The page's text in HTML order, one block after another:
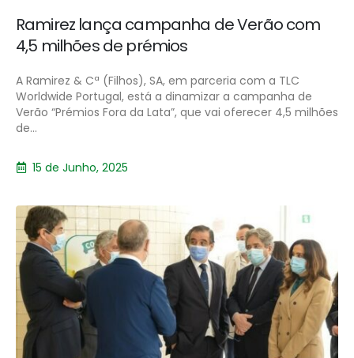
Ramirez lança campanha de Verão com
4,5 milhões de prémios
A Ramirez & Cª (Filhos), SA, em parceria com a TLC
Worldwide Portugal, está a dinamizar a campanha de
Verão “Prémios Fora da Lata”, que vai oferecer 4,5 milhões
de...
15 de Junho, 2025